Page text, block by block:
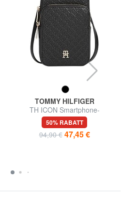
TOMMY HILFIGER
TH ICON Smartphone-
Halterung
50% RABATT
94,90 € 47,45 €